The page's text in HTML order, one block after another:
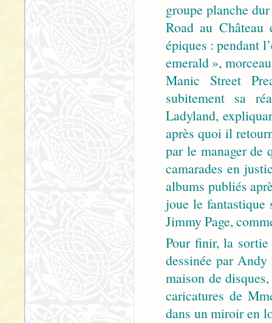
groupe planche
Road au Château
épiques : pendant
emerald »,
Manic Street
subitement sa
Ladyland,
après quoi il
par le manager de
camarades en
albums publiés
joue le fantastique
Jimmy Page,
Pour finir, la sortie
dessinée par Andy
maison de
caricatures de
dans un miroir en